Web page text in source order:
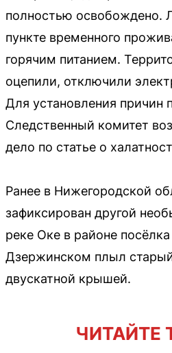
полностью освобождено.
пункте временного
горячим питанием.
оцепили, отключили
Для установления причин
Следственный комитет
дело по статье о
Ранее в Нижегородской
зафиксирован другой
реке Оке в районе
Дзержинском плыл
двускатной крышей.
ЧИТАЙТЕ